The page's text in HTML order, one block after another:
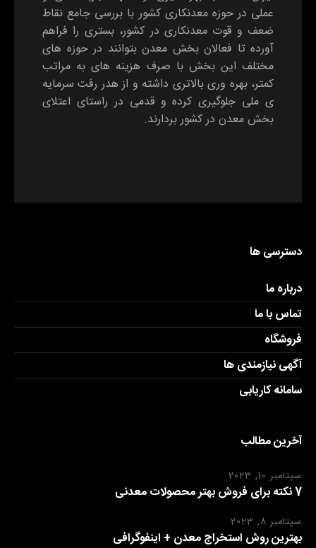
عملی در حوزه معدنکاری کشور با بررسی جامع نقاط
ضعف و قوت معدنکاری در کشور، بستری را فراهم
آورده تا فعالان بخش معدن بتوانند در حوزه های
مختلف این بخش با صرف هزینه های به مراتب
کمتر، بهره وری بالاتری داشته و از هدر رفت سرمایه
ی ملی جلوگیری کرده و قدمی در راستای اعتلای
بخش معدن در کشور بردارند.
دسترسی ها
درباره ما
تماس با ما
فروشگاه
آگهی نیازمندی ها
سامانه کاریابی
آخرین مطالب
سپتامبر 10, 2023
7 نکته برای فروش بهتر محصولات معدنی
سپتامبر 8, 2023
بهترین روش استخراج معدن + اینفوگرافی